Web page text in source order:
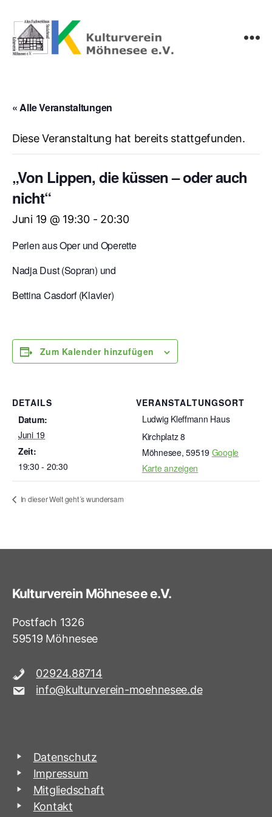
« Alle Veranstaltungen
Diese Veranstaltung hat bereits stattgefunden.
„Von Lippen, die küssen – oder auch
nicht“
Juni 19 @ 19:30- 20:30
Perlen aus Oper und Operette
Nadja Dust (Sopran) und
Bettina Casdorf (Klavier)
Zum Kalender hinzufügen
DETAILS
Datum:
Juni 19
Zeit:
19:30 - 20:30
VERANSTALTUNGSORT
Ludwig Kleffmann Haus
Kirchplatz 8
Möhnesee, 59519 Google
Karte anzeigen
In dieser Welt geht´s wundersam
Kulturverein Möhnesee e.V.
Postfach 1326
59519 Möhnesee
02924.88714
info@kulturverein-moehnesee.de
Datenschutz
Impressum
Mitgliedschaft
Kontakt